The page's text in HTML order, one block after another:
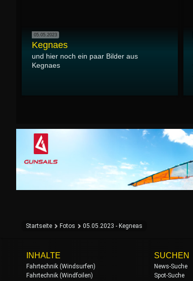
05.05.2023
Kegnaes
und hier noch ein paar Bilder aus
Kegnaes
Startseite Fotos 05.05.2023 - Kegneas
INHALTE
Fahrtechnik (Windsurfen)
Fahrtechnik (Windfoilen)
SUCHEN
News-Suche
Spot-Suche